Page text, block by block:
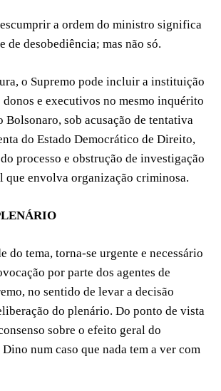
a ordem do ministro significa
de desobediência; mas não só.
o Supremo pode incluir a instituição
donos e executivos no mesmo inquérito
Bolsonaro, sob acusação de tentativa
do Estado Democrático de Direito,
processo e obstrução de investigação
que envolva organização criminosa.
do tema, torna-se urgente e necessário
por parte dos agentes de
no sentido de levar a decisão
do plenário. Do ponto de vista
sobre o efeito geral do
num caso que nada tem a ver com